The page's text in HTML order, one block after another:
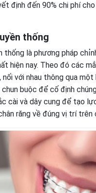
định đến 90% chi phí
thống
thống là phương pháp
hiện nay. Theo đó các
nối với nhau thông qua
buộc để cố định
cài và dây cung để tạo
răng về đúng vị trí trên